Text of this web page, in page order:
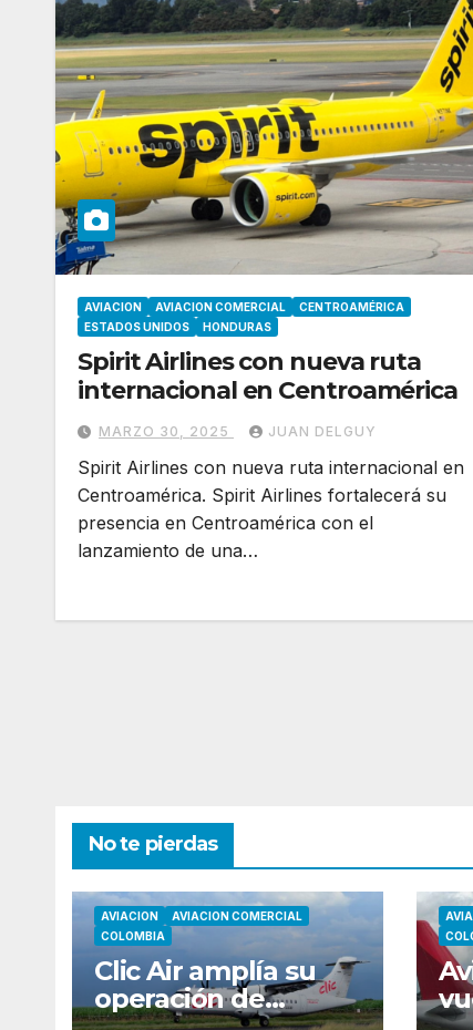
AVIACION AVIACION COMERCIAL
CENTROAMÉRICA
ESTADOS UNIDOS
HONDURAS
Spirit Airlines con nueva ruta
internacional en Centroamérica
MARZO 30, 2025 JUAN DELGUY
Spirit Airlines con nueva ruta internacional en
Centroamérica. Spirit Airlines fortalecerá su
presencia en Centroamérica con el
lanzamiento de una…
No te pierdas
AVIACION
AVIACION COMERCIAL
COLOMBIA
Clic Air amplía su
operación de